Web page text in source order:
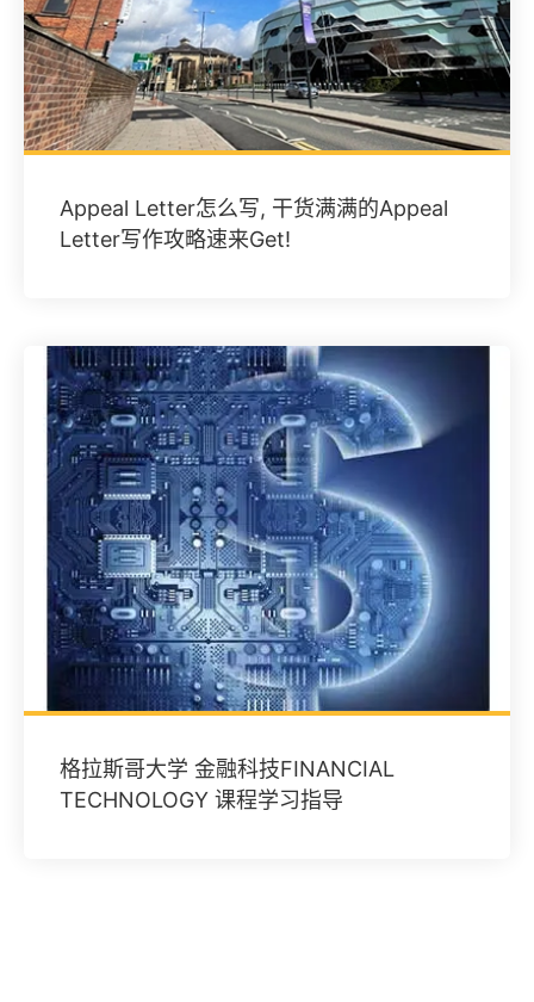
Appeal Letter怎么写, 干货满满的Appeal
Letter写作攻略速来Get!
格拉斯哥大学 金融科技FINANCIAL
TECHNOLOGY 课程学习指导